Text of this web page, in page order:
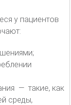
у пациентов
— такие, как
среды,